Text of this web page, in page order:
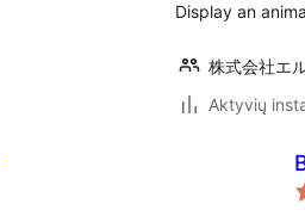
Display an
株式会社エ
Aktyvių